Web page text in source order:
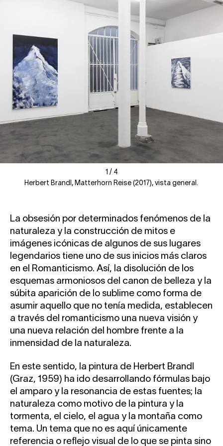
1 / 4
1 / 4
Herbert Brandl, Matterhorn Reise (2017), vista general.
La obsesión por determinados fenómenos de la
naturaleza y la construcción de mitos e
imágenes icónicas de algunos de sus lugares
legendarios tiene uno de sus inicios más claros
en el Romanticismo. Así, la disolución de los
esquemas armoniosos del canon de belleza y la
súbita aparición de lo sublime como forma de
asumir aquello que no tenía medida, establecen
a través del romanticismo una nueva visión y
una nueva relación del hombre frente a la
inmensidad de la naturaleza.
En este sentido, la pintura de Herbert Brandl
(Graz, 1959) ha ido desarrollando fórmulas bajo
el amparo y la resonancia de estas fuentes; la
naturaleza como motivo de la pintura y la
tormenta, el cielo, el agua y la montaña como
tema. Un tema que no es aquí únicamente
referencia o reflejo visual de lo que se pinta sino